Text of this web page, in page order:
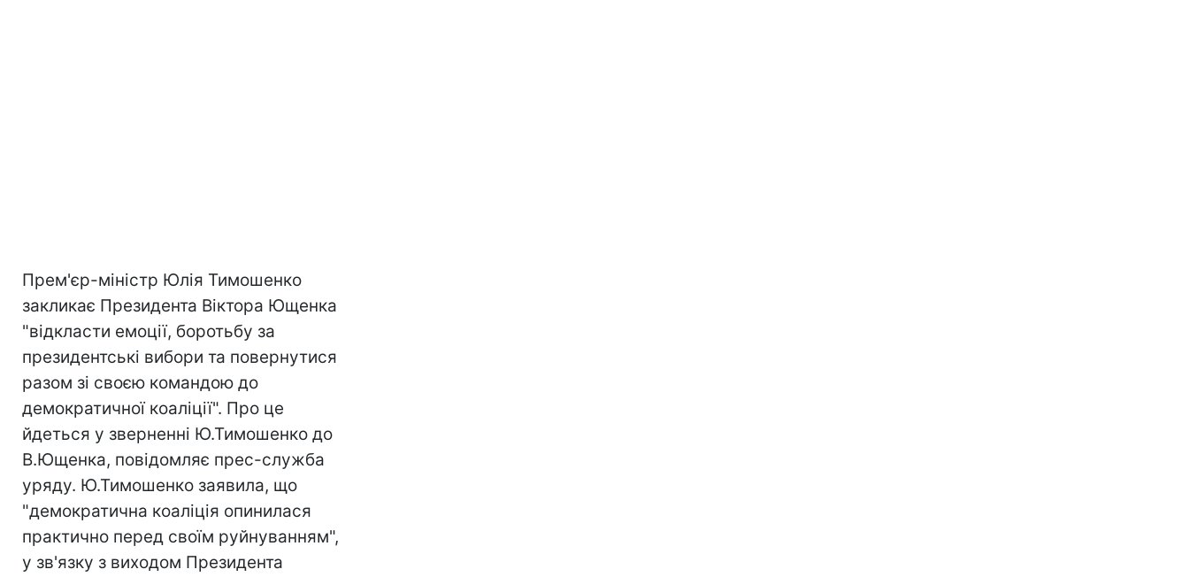
Прем'єр-міністр Юлія Тимошенко
закликає Президента Віктора Ющенка
"відкласти емоції, боротьбу за
президентські вибори та повернутися
разом зі своєю командою до
демократичної коаліції". Про це
йдеться у зверненні Ю.Тимошенко до
В.Ющенка, повідомляє прес-служба
уряду. Ю.Тимошенко заявила, що
"демократична коаліція опинилася
практично перед своїм руйнуванням",
у зв'язку з виходом Президента